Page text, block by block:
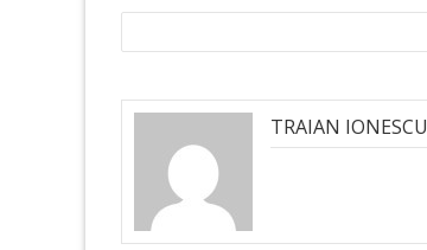
TRAIAN IONESCU